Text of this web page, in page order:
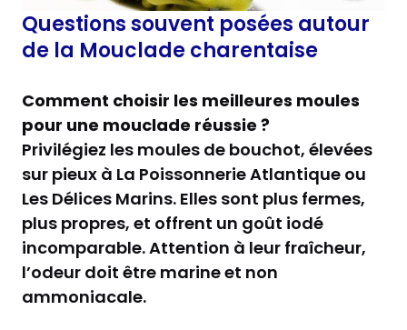
Questions souvent posées autour
de la Mouclade charentaise
Comment choisir les meilleures moules
pour une mouclade réussie ?
Privilégiez les moules de bouchot, élevées
sur pieux à La Poissonnerie Atlantique ou
Les Délices Marins. Elles sont plus fermes,
plus propres, et offrent un goût iodé
incomparable. Attention à leur fraîcheur,
l’odeur doit être marine et non
ammoniacale.